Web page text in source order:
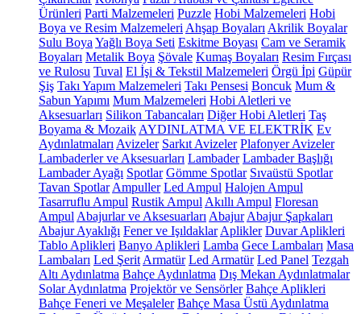
Ürünleri Parti Malzemeleri Puzzle Hobi Malzemeleri Hobi
Boya ve Resim Malzemeleri Ahşap Boyaları Akrilik Boyalar
Sulu Boya Yağlı Boya Seti Eskitme Boyası Cam ve Seramik
Boyaları Metalik Boya Şövale Kumaş Boyaları Resim Fırçası
ve Rulosu Tuval El İşi & Tekstil Malzemeleri Örgü İpi Güpür
Şiş Takı Yapım Malzemeleri Takı Pensesi Boncuk Mum &
Sabun Yapımı Mum Malzemeleri Hobi Aletleri ve
Aksesuarları Silikon Tabancaları Diğer Hobi Aletleri Taş
Boyama & Mozaik AYDINLATMA VE ELEKTRİK Ev
Aydınlatmaları Avizeler Sarkıt Avizeler Plafonyer Avizeler
Lambaderler ve Aksesuarları Lambader Lambader Başlığı
Lambader Ayağı Spotlar Gömme Spotlar Sıvaüstü Spotlar
Tavan Spotlar Ampuller Led Ampul Halojen Ampul
Tasarruflu Ampul Rustik Ampul Akıllı Ampul Floresan
Ampul Abajurlar ve Aksesuarları Abajur Abajur Şapkaları
Abajur Ayaklığı Fener ve Işıldaklar Aplikler Duvar Aplikleri
Tablo Aplikleri Banyo Aplikleri Lamba Gece Lambaları Masa
Lambaları Led Şerit Armatür Led Armatür Led Panel Tezgah
Altı Aydınlatma Bahçe Aydınlatma Dış Mekan Aydınlatmalar
Solar Aydınlatma Projektör ve Sensörler Bahçe Aplikleri
Bahçe Feneri ve Meşaleler Bahçe Masa Üstü Aydınlatma